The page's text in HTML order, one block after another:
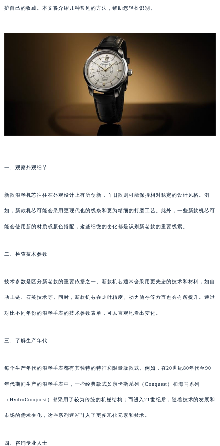
护自己的收藏。本文将介绍几种常见的方法，帮助您轻松识别。
一、观察外观细节
新款浪琴机芯往往在外观设计上有所创新，而旧款则可能保持相对稳定的设计风格。例
如，新款机芯可能会采用更现代化的线条和更为精细的打磨工艺。此外，一些新款机芯可
能会使用新的材质或颜色搭配，这些细微的变化都是识别新老款的重要线索。
二、检查技术参数
技术参数是区分新老款的重要依据之一。新款机芯通常会采用更先进的技术和材料，如自
动上链、石英技术等。同时，新款机芯在走时精度、动力储存等方面也会有所提升。通过
对比不同年份的浪琴手表的技术参数表单，可以直观地看出变化。
三、了解生产年代
每个生产年代的浪琴手表都有其独特的特征和限量版款式。例如，在20世纪80年代至90
年代期间生产的浪琴手表中，一些经典款式如康卡斯系列（Conquest）和海马系列
（HydroConquest）都采用了较为传统的机械结构；而进入21世纪后，随着技术的发展和
市场的需求变化，这些系列逐渐引入了更多现代元素和技术。
四、咨询专业人士